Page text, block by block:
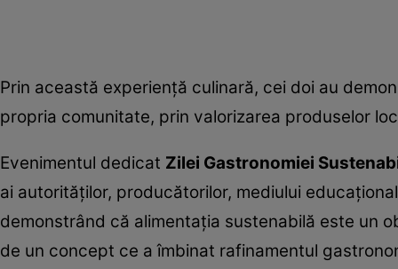
Prin această experiență culinară, cei doi au
propria comunitate, prin valorizarea produselor
Evenimentul dedicat Zilei Gastronomiei
ai autorităților, producătorilor, mediului
demonstrând că alimentația sustenabilă este un
de un concept ce a îmbinat rafinamentul